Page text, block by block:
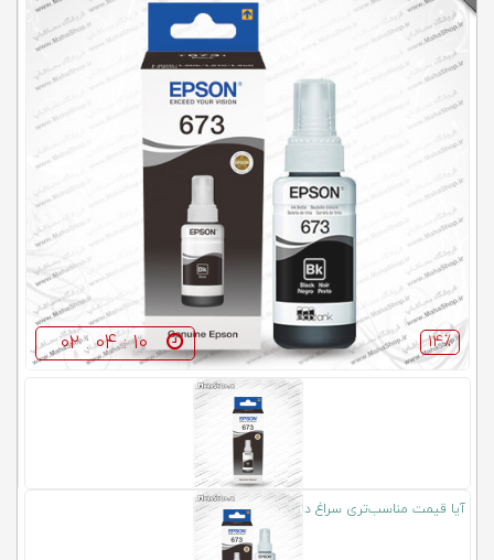
پیشنهادها
تماس
کلاب
محاشاپ
02 : 04 : 08 14٪
آیا قیمت مناسب‌تری سراغ دارید؟